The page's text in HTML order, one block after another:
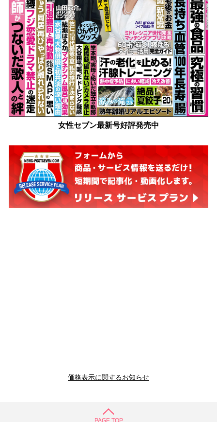
女性セブン最新号好評発売中
価格表示に関するお知らせ
PAGE TOP